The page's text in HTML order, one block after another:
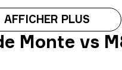
AFFICHER PLUS
Monte vs